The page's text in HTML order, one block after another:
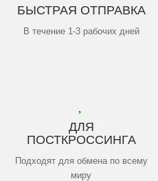
БЫСТРАЯ ОТПРАВКА
В течение 1-3 рабочих дней
ДЛЯ
ПОСТКРОССИНГА
Подходят для обмена по всему
миру